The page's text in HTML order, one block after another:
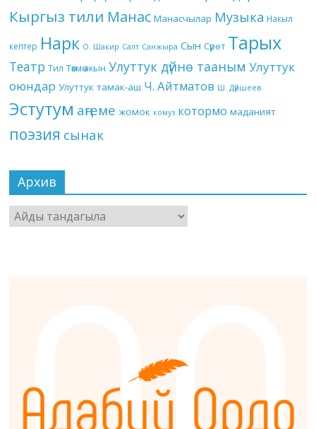
Кыргыз тили Манас Манасчылар Музыка Накыл
кептер Нарк О. Шакир Салт Санжыра Сын Сүрөт Тарых
Театр Тил Төкмө акын Улуттук дүйнө тааным Улуттук
оюндар Улуттук тамак-аш Ч. Айтматов Ш. Дүйшеев
Эстутум аңгеме жомок комуз котормо маданият
поэзия сынак
Архив
Архив